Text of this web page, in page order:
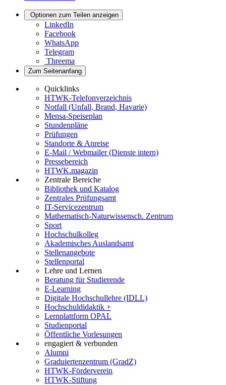
Optionen zum Teilen anzeigen
LinkedIn
Facebook
WhatsApp
Telegram
Threema
Zum Seitenanfang
Quicklinks
HTWK-Telefonverzeichnis
Notfall (Unfall, Brand, Havarie)
Mensa-Speiseplan
Stundenpläne
Prüfungen
Standorte & Anreise
E-Mail / Webmailer (Dienste intern)
Pressebereich
HTWK.magazin
Zentrale Bereiche
Bibliothek und Katalog
Zentrales Prüfungsamt
IT-Servicezentrum
Mathematisch-Naturwissensch. Zentrum
Sport
Hochschulkolleg
Akademisches Auslandsamt
Stellenangebote
Stellenportal
Lehre und Lernen
Beratung für Studierende
E-Learning
Digitale Hochschullehre (IDLL)
Hochschuldidaktik +
Lernplattform OPAL
Studienportal
Öffentliche Vorlesungen
engagiert & verbunden
Alumni
Graduiertenzentrum (GradZ)
HTWK-Förderverein
HTWK-Stiftung